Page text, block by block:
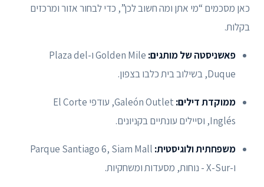
כאן מסכמים “מי אתן ומה חשוב לכן”, כדי לבחור אזור ומרכזים
בקלות.
פאשניסטה של מותגים:
Golden Mile ו-Plaza del
Duque, בשילוב בית כלבו בצפון.
ממוקדת דילים:
Galeón Outlet, עודפי El Corte
Inglés, וסיילים עונתיים בקניונים.
משפחתית ולוגיסטית: Parque Santiago 6, Siam Mall
ו-X-Sur - נוחות, מסעדות ומשחקיות.